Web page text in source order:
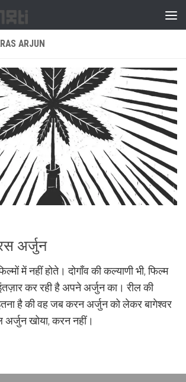
ARJUN
अर्जुन
में नहीं होते। दोगाँव की कल्याणी भी, फिल्म
इंतज़ार कर रही है अपने अर्जुन का। रील की
है की वह जब करन अर्जुन को लेकर बागेश्वर
अर्जुन खोया, करन नहीं।